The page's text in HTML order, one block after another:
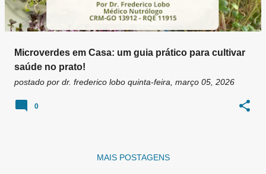
Microverdes em Casa: um guia prático para cultivar
saúde no prato!
postado por dr. frederico lobo quinta-feira, março 05, 2026
0
MAIS POSTAGENS